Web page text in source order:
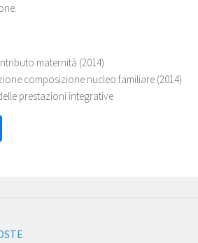
maternità (2014)
composizione nucleo familiare (2014)
prestazioni integrative